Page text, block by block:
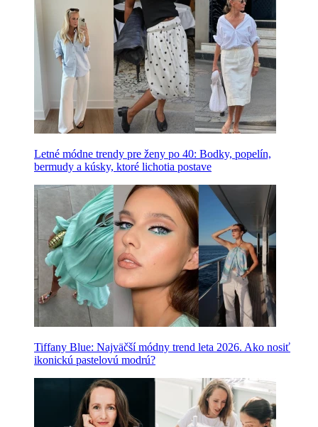
Letné módne trendy pre ženy po 40: Bodky, popelín,
bermudy a kúsky, ktoré lichotia postave
Tiffany Blue: Najväčší módny trend leta 2026. Ako nosiť
ikonickú pastelovú modrú?